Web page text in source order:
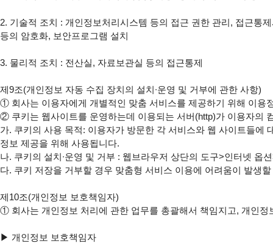
2. 기술적 조치 : 개인정보처리시스템 등의 접근 권한 관리, 접근통
등의 암호화, 보안프로그램 설치
3. 물리적 조치 : 전산실, 자료보관실 등의 접근통제
제9조(개인정보 자동 수집 장치의 설치∙운영 및 거부에 관한 사항)
① 회사는 이용자에게 개별적인 맞춤 서비스를 제공하기 위해 이용
② 쿠키는 웹사이트를 운영하는데 이용되는 서버(http)가 이용자의
가. 쿠키의 사용 목적: 이용자가 방문한 각 서비스와 웹 사이트들에
정보 제공을 위해 사용됩니다.
나. 쿠키의 설치∙운영 및 거부 : 웹브라우저 상단의 도구>인터넷
다. 쿠키 저장을 거부할 경우 맞춤형 서비스 이용에 어려움이 발생
제10조(개인정보 보호책임자)
① 회사는 개인정보 처리에 관한 업무를 총괄해서 책임지고, 개인
▶ 개인정보 보호책임자